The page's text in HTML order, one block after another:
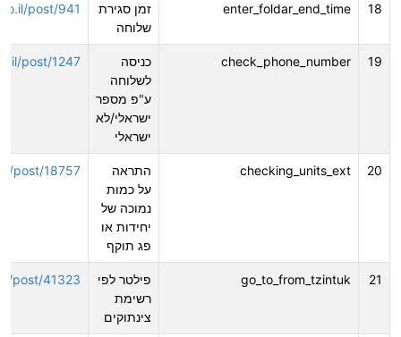
18
enter_foldar_end_time
זמן סגירת
שלוחה
post/941
19
check_phone_number
כניסה
לשלוחה
ע"פ מספר
ישראלי/לא
ישראלי
post/1247
20
checking_units_ext
התראה
על כמות
נמוכה של
יחידות או
פג תוקף
post/18757
21
go_to_from_tzintuk
פילטר לפי
רשימת
צינתוקים
post/41323